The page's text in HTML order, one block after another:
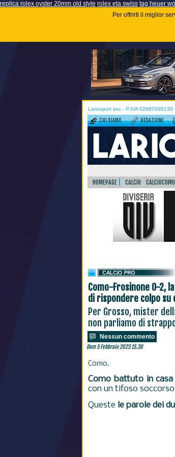
replica rolex oyster 20mm old style rolex eta swiss tag heuer
Per offrirti il miglior
Lariosport snc - P.IVA
CHI SIAMO REDAZIONE
HOMEPAGE
CALCIO CALCIOCOMO
Como-Frosinone 0-2,
di rispondere colpo su
Per Grosso, mister
non parliamo di
Nessun commento
Dom 5 Febbraio 2023 15.30
Como,
Como battuto in casa
con un tifoso
Queste le parole dei